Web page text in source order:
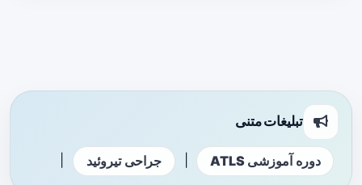
تبلیغات متنی
دوره آموزشی ATLS جراحی تیروئید